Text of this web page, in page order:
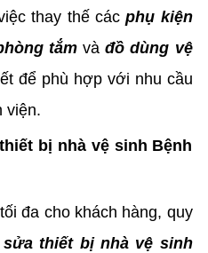
thay thế cácphụ kiện
tắm vàđồ dùng vệ
để phù hợp với nhu cầu
viện.
bị nhà vệ sinh Bệnh
đa cho khách hàng, quy
thiết bị nhà vệ sinh